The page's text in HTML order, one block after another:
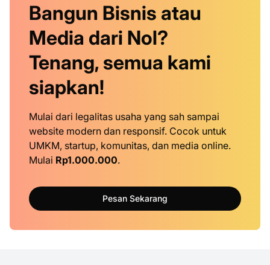
Bangun Bisnis atau
Media dari Nol?
Tenang, semua kami
siapkan!
Mulai dari legalitas usaha yang sah sampai
website modern dan responsif. Cocok untuk
UMKM, startup, komunitas, dan media online.
Mulai Rp1.000.000.
Pesan Sekarang